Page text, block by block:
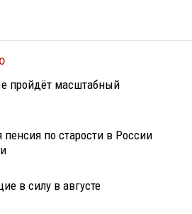
пройдёт масштабный
по старости в России
в силу в августе